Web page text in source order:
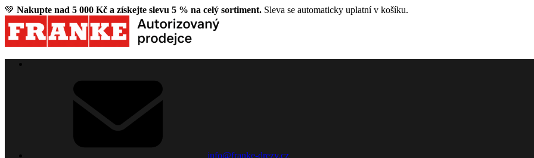
💚 Nakupte nad 5 000 Kč a získejte slevu 5 % na celý sortiment. Sleva se automaticky uplatní v košíku.
info@franke-drezy.cz